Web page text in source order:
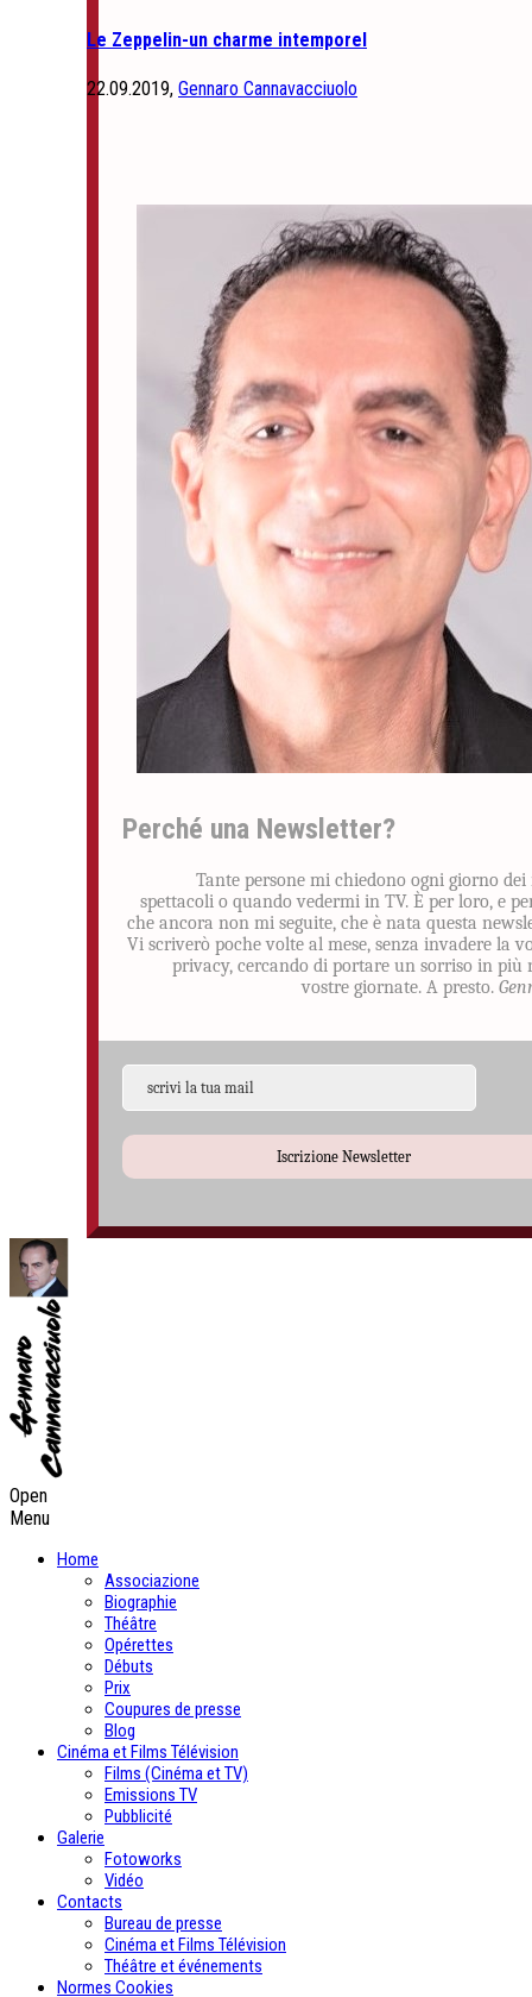
Le Zeppelin-un charme intemporel
22.09.2019, Gennaro Cannavacciuolo
Perché una Newsletter?
Tante persone mi chiedono ogni giorno dei
spettacoli o quando vedermi in TV. È per loro, e
che ancora non mi seguite, che è nata questa
Vi scriverò poche volte al mese, senza invadere la
privacy, cercando di portare un sorriso in più
vostre giornate. A presto.
Iscrizione Newsletter
Open
Menu
Home
Associazione
Biographie
Théâtre
Opérettes
Débuts
Prix
Coupures de presse
Blog
Cinéma et Films Télévision
Films (Cinéma et TV)
Emissions TV
Pubblicité
Galerie
Fotoworks
Vidéo
Contacts
Bureau de presse
Cinéma et Films Télévision
Théâtre et événements
Normes Cookies